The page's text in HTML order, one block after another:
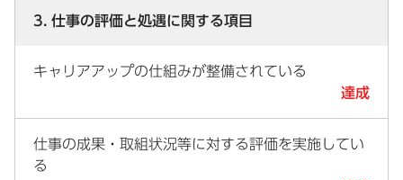
3. 仕事の評価と処遇に関する項目
キャリアアップの仕組みが整備されている
達成
仕事の成果・取組状況等に対する評価を実施してい
る